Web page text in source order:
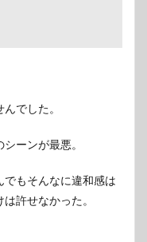
でした。
ーンが最悪。
でもそんなに違和感は
許せなかった。